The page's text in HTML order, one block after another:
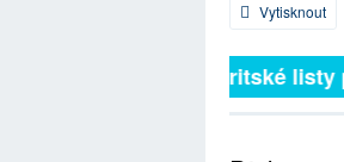
Vytisknout
Britské listy